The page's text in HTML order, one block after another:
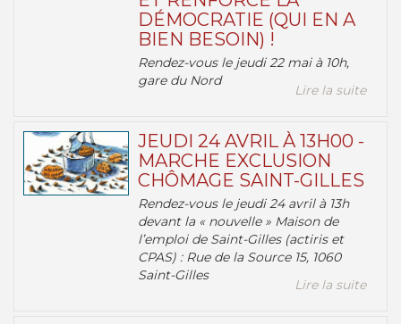
DÉMOCRATIE (QUI EN A
BIEN BESOIN) !
Rendez-vous le jeudi 22 mai à 10h,
gare du Nord
Lire la suite
JEUDI 24 AVRIL À 13H00 -
MARCHE EXCLUSION
CHÔMAGE SAINT-GILLES
Rendez-vous le jeudi 24 avril à 13h
devant la « nouvelle » Maison de
l’emploi de Saint-Gilles (actiris et
CPAS) : Rue de la Source 15, 1060
Saint-Gilles
Lire la suite